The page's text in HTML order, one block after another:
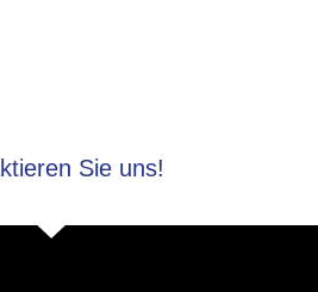
Sie uns!